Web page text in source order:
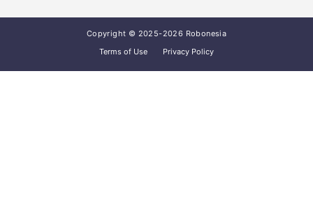
Copyright © 2025-2026 Robonesia
Terms of Use
Privacy Policy